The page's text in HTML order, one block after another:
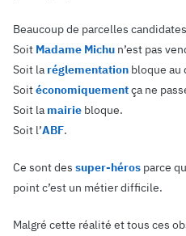
Beaucoup de parcelles
Soit Madame Michu n’est pas
Soit la réglementation bloque au
Soitéconomiquementça ne
Soit la mairie bloque.
Soit l’ABF.
Ce sont des super-héros parce
point c’est un métier difficile.
Malgré cette réalité et tous ces